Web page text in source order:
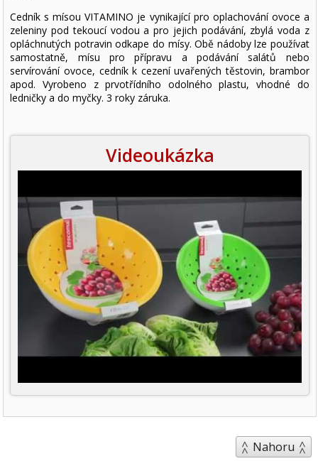
Cedník s mísou VITAMINO je vynikající pro oplachování ovoce a
zeleniny pod tekoucí vodou a pro jejich podávání, zbylá voda z
opláchnutých potravin odkape do mísy. Obě nádoby lze používat
samostatně, mísu pro přípravu a podávání salátů nebo
servírování ovoce, cedník k cezení uvařených těstovin, brambor
apod. Vyrobeno z prvotřídního odolného plastu, vhodné do
ledničky a do myčky. 3 roky záruka.
Videoukázka
Nahoru